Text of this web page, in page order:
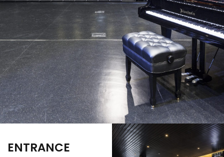
ENTRANCE